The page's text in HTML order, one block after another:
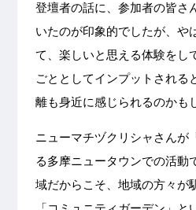
登壇者の話に、参加者の皆さ
いたのが印象的でしたが、や
て、楽しいと思える体験をし
ごととしてインプットされる
離も身近に感じられるのかも
ニューマチヅクリシャさんが
る多摩ニュータウンでの活動
域だからこそ、地域の方々が